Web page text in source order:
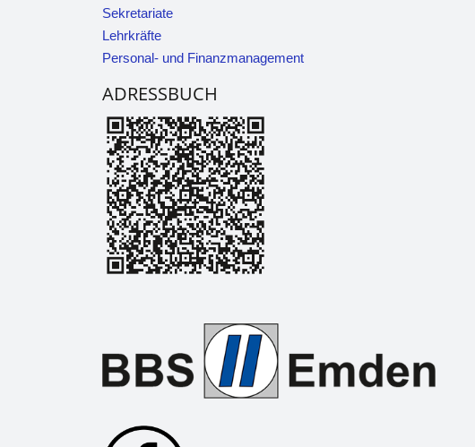
Sekretariate
Lehrkräfte
Personal- und Finanzmanagement
ADRESSBUCH